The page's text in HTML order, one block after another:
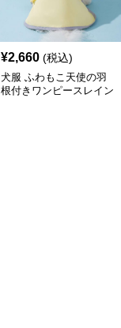
¥2,660 (税込)
犬服 ふわもこ天使の羽
根付きワンピースレイン